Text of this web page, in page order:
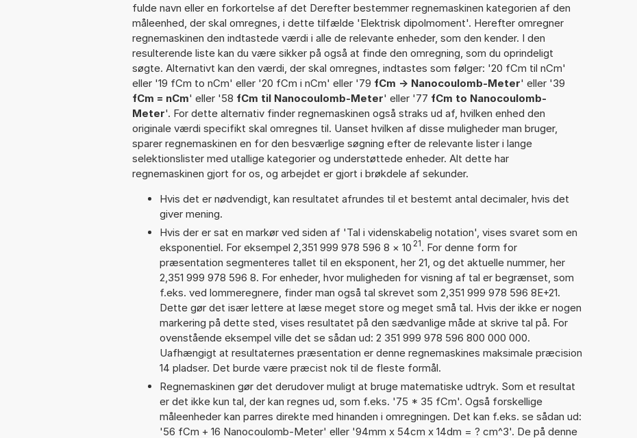
fulde navn eller en forkortelse af det Derefter bestemmer regnemaskinen kategorien af den
måleenhed, der skal omregnes, i dette tilfælde 'Elektrisk dipolmoment'. Herefter omregner
regnemaskinen den indtastede værdi i alle de relevante enheder, som den kender. I den
resulterende liste kan du være sikker på også at finde den omregning, som du oprindeligt
søgte. Alternativt kan den værdi, der skal omregnes, indtastes som følger: '20 fCm til nCm'
eller '19 fCm to nCm' eller '20 fCm i nCm' eller '79 fCm -> Nanocoulomb-Meter' eller '39
fCm = nCm' eller '58 fCm til Nanocoulomb-Meter' eller '77 fCm to Nanocoulomb-
Meter'. For dette alternativ finder regnemaskinen også straks ud af, hvilken enhed den
originale værdi specifikt skal omregnes til. Uanset hvilken af disse muligheder man bruger,
sparer regnemaskinen en for den besværlige søgning efter de relevante lister i lange
selektionslister med utallige kategorier og understøttede enheder. Alt dette har
regnemaskinen gjort for os, og arbejdet er gjort i brøkdele af sekunder.
Hvis det er nødvendigt, kan resultatet afrundes til et bestemt antal decimaler, hvis det
giver mening.
Hvis der er sat en markør ved siden af 'Tal i videnskabelig notation', vises svaret som en
eksponentiel. For eksempel 2,351 999 978 596 8 × 10 21. For denne form for
præsentation segmenteres tallet til en eksponent, her 21, og det aktuelle nummer, her
2,351 999 978 596 8. For enheder, hvor muligheden for visning af tal er begrænset, som
f.eks. ved lommeregnere, finder man også tal skrevet som 2,351 999 978 596 8E+21.
Dette gør det især lettere at læse meget store og meget små tal. Hvis der ikke er nogen
markering på dette sted, vises resultatet på den sædvanlige måde at skrive tal på. For
ovenstående eksempel ville det se sådan ud: 2 351 999 978 596 800 000 000.
Uafhængigt at resultaternes præsentation er denne regnemaskines maksimale præcision
14 pladser. Det burde være præcist nok til de fleste formål.
Regnemaskinen gør det derudover muligt at bruge matematiske udtryk. Som et resultat
er det ikke kun tal, der kan regnes ud, som f.eks. '75 * 35 fCm'. Også forskellige
måleenheder kan parres direkte med hinanden i omregningen. Det kan f.eks. se sådan ud:
'56 fCm + 16 Nanocoulomb-Meter' eller '94mm x 54cm x 14dm = ? cm^3'. De på denne